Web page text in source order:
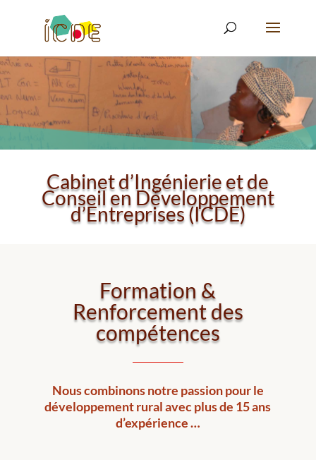
Cabinet d’Ingénierie et de
Conseil en Développement
d’Entreprises (ICDE)
Formation &
Renforcement des
compétences
Nous combinons notre passion pour le
développement rural avec plus de 15 ans
d’expérience …